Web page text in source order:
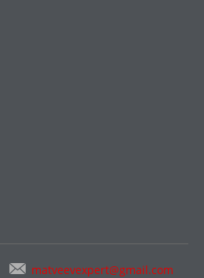
matveevexpert@gmail.com